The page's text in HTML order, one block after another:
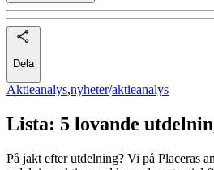
Dela
Aktieanalys,nyheter/aktieanalys
Lista: 5 lovande
På jakt efter utdelning? Vi på Placeras